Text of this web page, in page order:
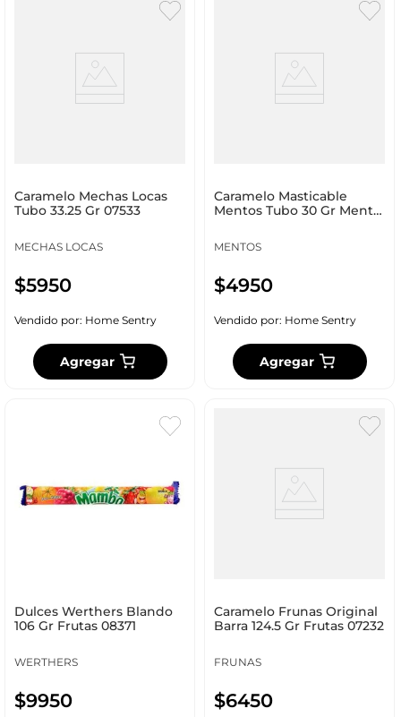
Caramelo Mechas Locas
Tubo 33.25 Gr 07533
MECHAS LOCAS
$5950
Vendido por: Home Sentry
Agregar
Caramelo Masticable
Mentos Tubo 30 Gr Menta
MENTOS
$4950
Vendido por: Home Sentry
Agregar
Dulces Werthers Blando
106 Gr Frutas 08371
WERTHERS
$9950
Caramelo Frunas Original
Barra 124.5 Gr Frutas 07232
FRUNAS
$6450